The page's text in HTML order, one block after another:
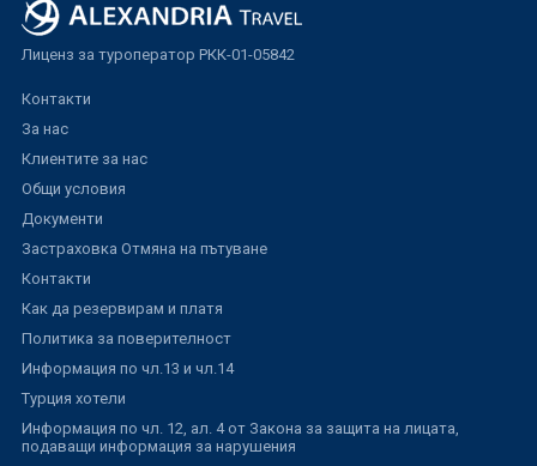
Лиценз за туроператор РКК-01-05842
Контакти
За нас
Клиентите за нас
Общи условия
Документи
Застраховка Отмяна на пътуване
Контакти
Как да резервирам и платя
Политика за поверителност
Информация по чл.13 и чл.14
Турция хотели
Информация по чл. 12, ал. 4 от Закона за защита на лицата,
подаващи информация за нарушения